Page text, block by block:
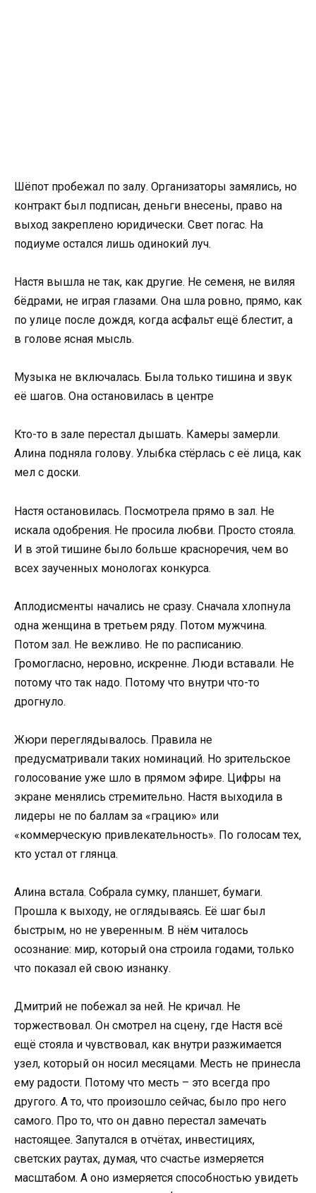
Шёпот пробежал по залу. Организаторы замялись, но
контракт был подписан, деньги внесены, право на
выход закреплено юридически. Свет погас. На
подиуме остался лишь одинокий луч.
Настя вышла не так, как другие. Не семеня, не виляя
бёдрами, не играя глазами. Она шла ровно, прямо, как
по улице после дождя, когда асфальт ещё блестит, а
в голове ясная мысль.
Музыка не включалась. Была только тишина и звук
её шагов. Она остановилась в центре
Кто-то в зале перестал дышать. Камеры замерли.
Алина подняла голову. Улыбка стёрлась с её лица, как
мел с доски.
Настя остановилась. Посмотрела прямо в зал. Не
искала одобрения. Не просила любви. Просто стояла.
И в этой тишине было больше красноречия, чем во
всех заученных монологах конкурса.
Аплодисменты начались не сразу. Сначала хлопнула
одна женщина в третьем ряду. Потом мужчина.
Потом зал. Не вежливо. Не по расписанию.
Громогласно, неровно, искренне. Люди вставали. Не
потому что так надо. Потому что внутри что-то
дрогнуло.
Жюри переглядывалось. Правила не
предусматривали таких номинаций. Но зрительское
голосование уже шло в прямом эфире. Цифры на
экране менялись стремительно. Настя выходила в
лидеры не по баллам за «грацию» или
«коммерческую привлекательность». По голосам тех,
кто устал от глянца.
Алина встала. Собрала сумку, планшет, бумаги.
Прошла к выходу, не оглядываясь. Её шаг был
быстрым, но не уверенным. В нём читалось
осознание: мир, который она строила годами, только
что показал ей свою изнанку.
Дмитрий не побежал за ней. Не кричал. Не
торжествовал. Он смотрел на сцену, где Настя всё
ещё стояла и чувствовал, как внутри разжимается
узел, который он носил месяцами. Месть не принесла
ему радости. Потому что месть – это всегда про
другого. А то, что произошло сейчас, было про него
самого. Про то, что он давно перестал замечать
настоящее. Запутался в отчётах, инвестициях,
светских раутах, думая, что счастье измеряется
масштабом. А оно измеряется способностью увидеть